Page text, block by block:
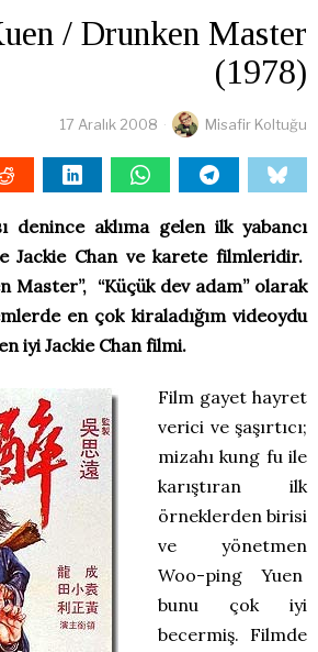
/ Drunken Master
(1978)
17 Aralık 2008 Misafir Koltuğu
denince aklıma gelen ilk yabancı
Jackie Chan ve karete filmleridir.
Master”, “Küçük dev adam” olarak
en çok kiraladığım videoydu
iyi Jackie Chan filmi.
Film gayet hayret
verici ve şaşırtıcı;
mizahı kung fu ile
karıştıran ilk
örneklerden birisi
ve yönetmen
Woo-ping Yuen
bunu çok iyi
becermiş. Filmde